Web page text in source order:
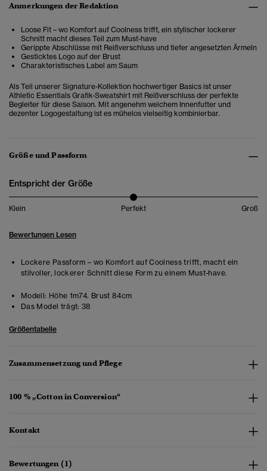
Anmerkungen der Redaktion
Loose Fit – wo Komfort auf Coolness trifft, ein stylischer lockerer
Schnitt macht dieses Teil zum Must-have
Gerippte Abschlüsse mit Reißverschluss und tiefer angesetzten Ärmeln
Gesticktes Logo auf der Brust
Charakteristisches Label am Saum
Als Teil unserer Signature-Kollektion hochwertiger Basics ist unser
Athletic Essentials Grafik-Sweatshirt mit Reißverschluss der perfekte
Begleiter für diese Saison. Mit angenehm weichem Innenfutter und
dezenter Logogestaltung ist es mühelos vielseitig kombinierbar.
Größe und Passform
Entspricht der Größe
Klein Perfekt Groß
Bewertungen Lesen
Lockere Passform – wo Komfort auf Coolness trifft, macht ein
stilvoller, lockerer Schnitt diese Form zu einem Must-have.
Modell: Höhe 1m74. Brust 84cm
Das Model trägt: 38
Größentabelle
Zusammensetzung und Pflege
100 % „Cotton in Conversion“
Kontakt
Bewertungen (1)